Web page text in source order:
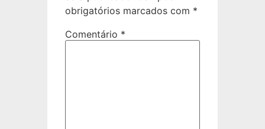
obrigatórios marcados com *
Comentário *